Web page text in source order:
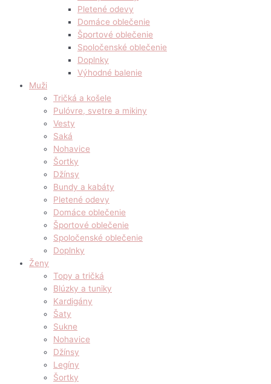
Pletené odevy
Domáce oblečenie
Športové oblečenie
Spoločenské oblečenie
Doplnky
Výhodné balenie
Muži
Tričká a košele
Pulóvre, svetre a mikiny
Vesty
Saká
Nohavice
Šortky
Džínsy
Bundy a kabáty
Pletené odevy
Domáce oblečenie
Športové oblečenie
Spoločenské oblečenie
Doplnky
Ženy
Topy a tričká
Blúzky a tuniky
Kardigány
Šaty
Sukne
Nohavice
Džínsy
Legíny
Šortky